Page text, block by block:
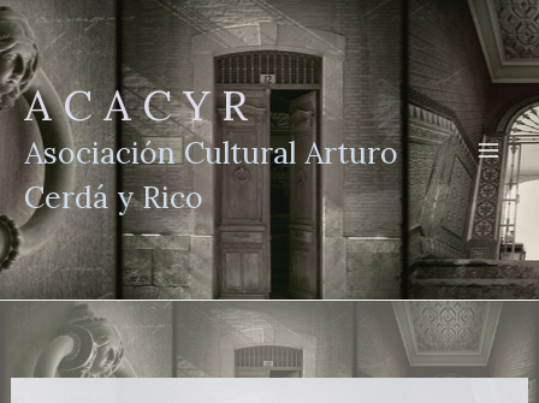
Ir
al
contenido
A C A C Y R
Asociación Cultural Arturo
Cerdá y Rico